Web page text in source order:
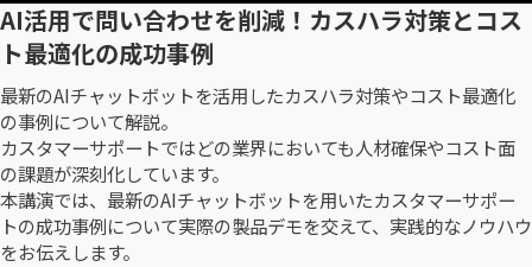
AI活用で問い合わせを削減！カスハラ対策とコス
ト最適化の成功事例
最新のAIチャットボットを活用したカスハラ対策やコスト最適化
の事例について解説。
カスタマーサポートではどの業界においても人材確保やコスト面
の課題が深刻化しています。
本講演では、最新のAIチャットボットを用いたカスタマーサポー
トの成功事例について実際の製品デモを交えて、実践的なノウハウ
をお伝えします。